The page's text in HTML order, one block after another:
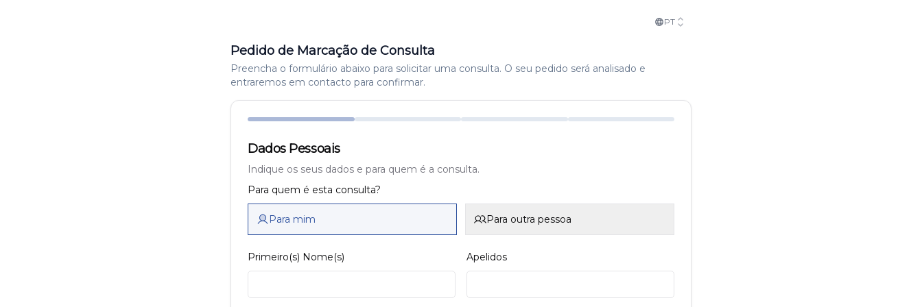
PT
Pedido de Marcação de Consulta
Preencha o formulário abaixo para solicitar uma consulta. O seu pedido será analisado e
entraremos em contacto para confirmar.
Dados Pessoais
Indique os seus dados e para quem é a consulta.
Para quem é esta consulta?
Para mim Para outra pessoa
Primeiro(s) Nome(s) Apelidos